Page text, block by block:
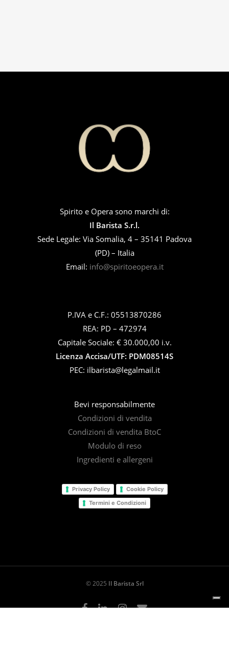
Spirito e Opera sono marchi di:
Il Barista S.r.l.
Sede Legale: Via Somalia, 4 – 35141 Padova
(PD) – Italia
Email: info@spiritoeopera.it
P.IVA e C.F.: 05513870286
REA: PD – 472974
Capitale Sociale: € 30.000,00 i.v.
Licenza Accisa/UTF: PDM08514S
PEC: ilbarista@legalmail.it
Bevi responsabilmente
Condizioni di vendita
Condizioni di vendita BtoC
Modulo di reso
Ingredienti e allergeni
Privacy Policy
Cookie Policy
Termini e Condizioni
© 2025 Il Barista Srl
facebooklinkedininstagram
email